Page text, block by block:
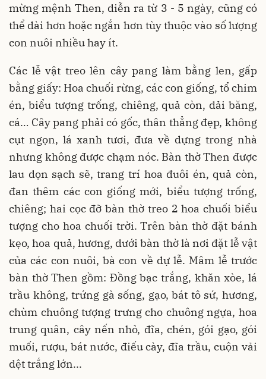
mừng mệnh Then, diễn ra từ 3 - 5 ngày, cũng có
thể dài hơn hoặc ngắn hơn tùy thuộc vào số lượng
con nuôi nhiều hay ít.
Các lễ vật treo lên cây pang làm bằng len, gấp
bằng giấy: Hoa chuối rừng, các con giống, tổ chim
én, biểu tượng trống, chiêng, quả còn, dải băng,
cá… Cây pang phải có gốc, thân thẳng đẹp, không
cụt ngọn, lá xanh tươi, đưa về dựng trong nhà
nhưng không được chạm nóc. Bàn thờ Then được
lau dọn sạch sẽ, trang trí hoa đuôi én, quả còn,
đan thêm các con giống mới, biểu tượng trống,
chiêng; hai cọc đỡ bàn thờ treo 2 hoa chuối biểu
tượng cho hoa chuối trời. Trên bàn thờ đặt bánh
kẹo, hoa quả, hương, dưới bàn thờ là nơi đặt lễ vật
của các con nuôi, bà con về dự lễ. Mâm lễ trước
bàn thờ Then gồm: Đồng bạc trắng, khăn xòe, lá
trầu không, trứng gà sống, gạo, bát tô sứ, hương,
chùm chuông tượng trưng cho chuông ngựa, hoa
trung quân, cây nến nhỏ, đĩa, chén, gói gạo, gói
muối, rượu, bát nước, điếu cày, đĩa trầu, cuộn vải
dệt trắng lớn...